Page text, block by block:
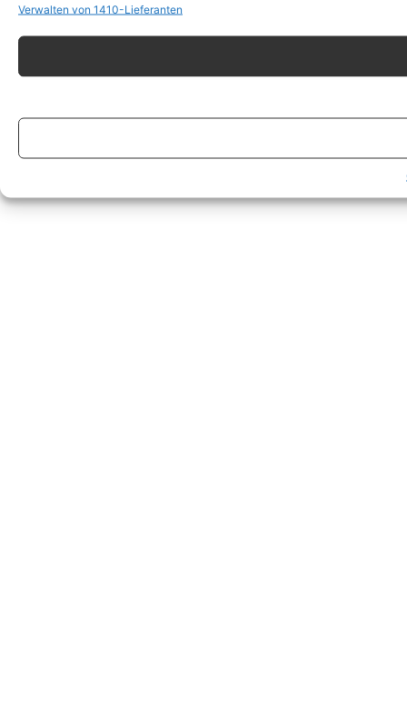
Verwalten von 1410-Lieferanten